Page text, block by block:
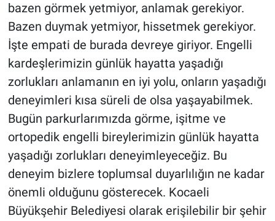
bazen görmek yetmiyor, anlamak gerekiyor.
Bazen duymak yetmiyor, hissetmek gerekiyor.
İşte empati de burada devreye giriyor. Engelli
kardeşlerimizin günlük hayatta yaşadığı
zorlukları anlamanın en iyi yolu, onların yaşadığı
deneyimleri kısa süreli de olsa yaşayabilmek.
Bugün parkurlarımızda görme, işitme ve
ortopedik engelli bireylerimizin günlük hayatta
yaşadığı zorlukları deneyimleyeceğiz. Bu
deneyim bizlere toplumsal duyarlılığın ne kadar
önemli olduğunu gösterecek. Kocaeli
Büyükşehir Belediyesi olarak erişilebilir bir şehir